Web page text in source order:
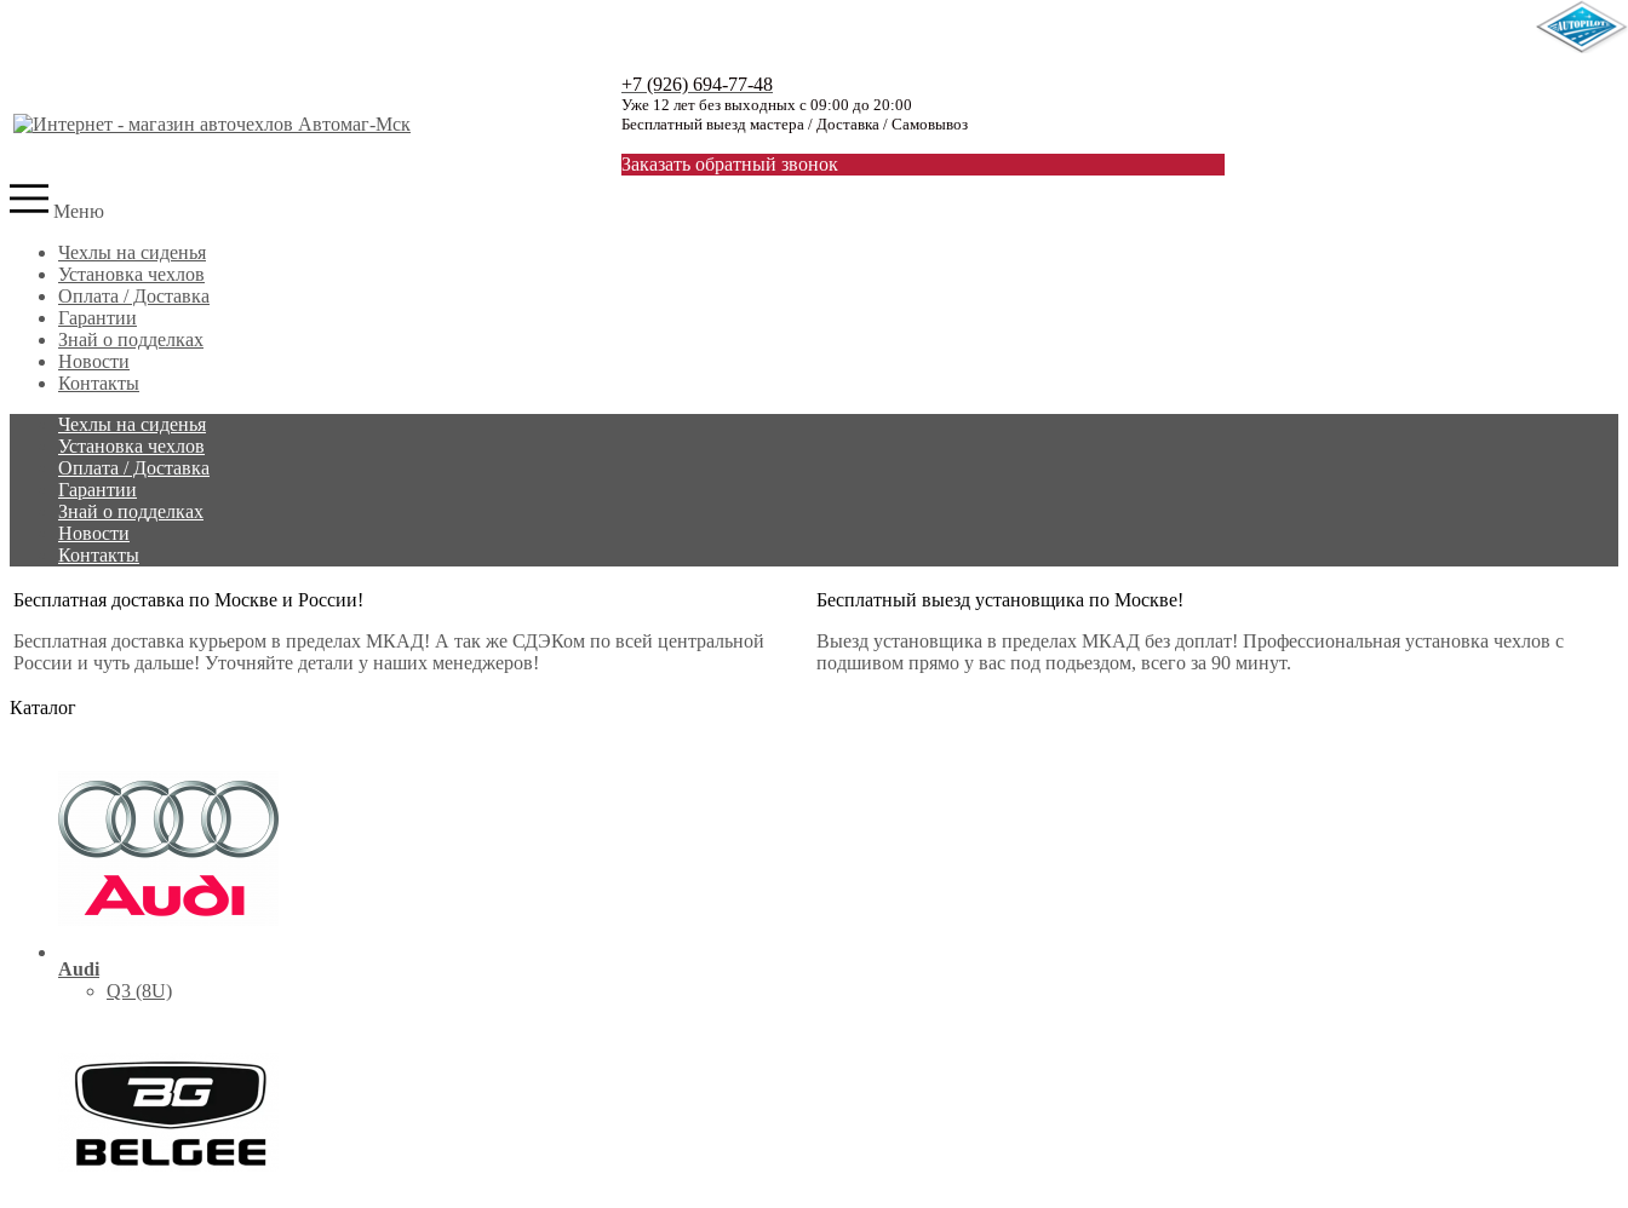
+7 (926) 694-77-48
Уже 12 лет без выходных с 09:00 до 20:00
Бесплатный выезд мастера / Доставка / Самовывоз
Заказать обратный звонок
Меню
Чехлы на сиденья
Установка чехлов
Оплата / Доставка
Гарантии
Знай о подделках
Новости
Контакты
Чехлы на сиденья
Установка чехлов
Оплата / Доставка
Гарантии
Знай о подделках
Новости
Контакты
Бесплатная доставка по Москве и России!
Бесплатная доставка курьером в пределах МКАД! А так же СДЭКом по всей центральной
России и чуть дальше! Уточняйте детали у наших менеджеров!
Бесплатный выезд установщика по Москве!
Выезд установщика в пределах МКАД без доплат! Профессиональная установка чехлов с
подшивом прямо у вас под подьездом, всего за 90 минут.
Каталог
Audi
Q3 (8U)